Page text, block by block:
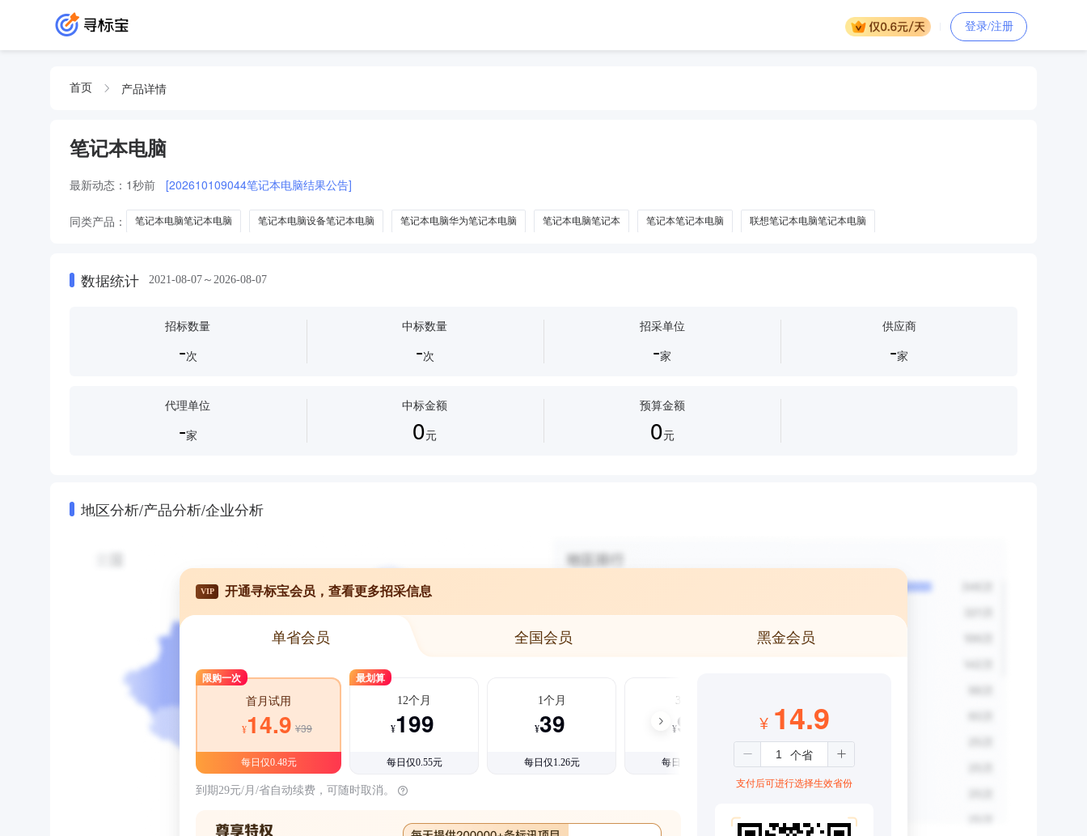
登录/注册
首页 产品详情
笔记本电脑
最新动态： 1秒前 [202610109044笔记本电脑结果公告]
同类产品： 笔记本电脑笔记本电脑 笔记本电脑设备笔记本电脑 笔记本电脑华为笔记本电脑 笔记本电脑笔记本 笔记本笔记本电脑 联想笔记本电脑笔记本电脑
数据统计 2021-08-07～2026-08-07
招标数量
-次
中标数量
-次
招采单位
-家
供应商
-家
代理单位
-家
中标金额
0元
预算金额
0元
地区分析/产品分析/企业分析
VIP 开通寻标宝会员，查看更多招采信息
单省会员 全国会员 黑金会员
限购一次
首月试用
¥14.9 ¥39
每日仅0.48元
最划算
12个月
¥199
每日仅0.55元
1个月
¥39
每日仅1.26元
3个月
¥99
每日仅1.08元
到期29元/月/省自动续费，可随时取消。
¥ 14.9
支付后可进行选择生效省份